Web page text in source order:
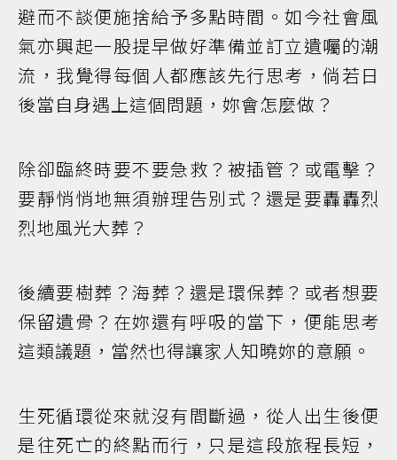
避而不談便施捨給予多點時間。如今社會風
氣亦興起一股提早做好準備並訂立遺囑的潮
流，我覺得每個人都應該先行思考，倘若日
後當自身遇上這個問題，妳會怎麼做？
除卻臨終時要不要急救？被插管？或電擊？
要靜悄悄地無須辦理告別式？還是要轟轟烈
烈地風光大葬？
後續要樹葬？海葬？還是環保葬？或者想要
保留遺骨？在妳還有呼吸的當下，便能思考
這類議題，當然也得讓家人知曉妳的意願。
生死循環從來就沒有間斷過，從人出生後便
是往死亡的終點而行，只是這段旅程長短，